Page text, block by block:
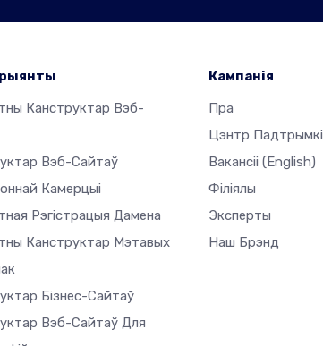
Канструктар Вэб-
Вэб-Сайтаў
Камерцыі
Рэгістрацыя Дамена
Канструктар Мэтавых
Бізнес-Сайтаў
Вэб-Сайтаў Для
Кампанія
Пра
Цэнтр Падтрымкі
Вакансіі (English)
Філіялы
Эксперты
Наш Брэнд